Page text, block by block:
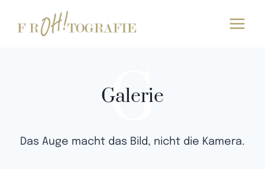
Inhalt
G
Galerie
Das Auge macht das Bild, nicht die Kamera.